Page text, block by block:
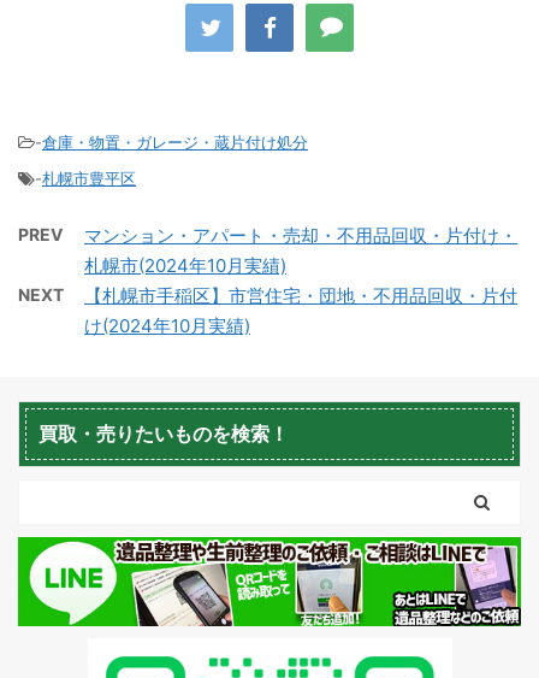
蘭越町不用品回収 黒松内町不用品回収
-倉庫・物置・ガレージ・蔵片付け処分
-札幌市豊平区
PREV
マンション・アパート・売却・不用品回収・片付け・
札幌市(2024年10月実績)
NEXT
【札幌市手稲区】市営住宅・団地・不用品回収・片付
け(2024年10月実績)
買取・売りたいものを検索！